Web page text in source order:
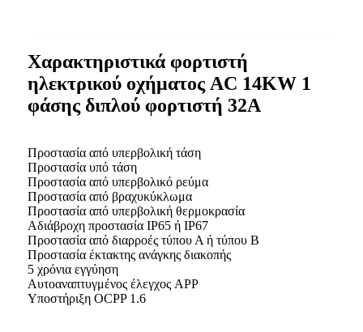
Χαρακτηριστικά φορτιστή
ηλεκτρικού οχήματος AC 14KW 1
φάσης διπλού φορτιστή 32A
Προστασία από υπερβολική τάση
Προστασία υπό τάση
Προστασία από υπερβολικό ρεύμα
Προστασία από βραχυκύκλωμα
Προστασία από υπερβολική θερμοκρασία
Αδιάβροχη προστασία IP65 ή IP67
Προστασία από διαρροές τύπου Α ή τύπου Β
Προστασία έκτακτης ανάγκης διακοπής
5 χρόνια εγγύηση
Αυτοαναπτυγμένος έλεγχος APP
Υποστήριξη OCPP 1.6